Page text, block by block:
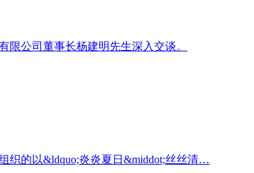
公司董事长杨建明先生深入交谈。
织的以&ldquo;炎炎夏日&middot;丝丝清…